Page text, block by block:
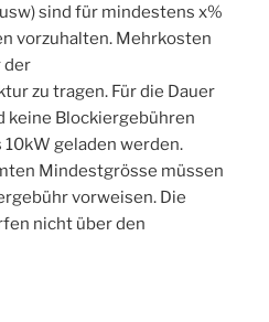
sind für mindestens x%
vorzuhalten. Mehrkosten
der
zu tragen. Für die Dauer
keine Blockiergebühren
geladen werden.
Mindestgrösse müssen
vorweisen. Die
nicht über den